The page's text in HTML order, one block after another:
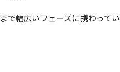
で幅広いフェーズに携わってい